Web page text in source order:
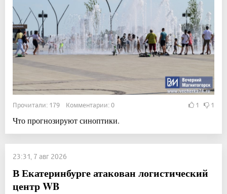
Прочитали: 179 Комментарии: 0 1 1
Что прогнозируют синоптики.
23:31, 7 авг 2026
В Екатеринбурге атакован логистический
центр WB